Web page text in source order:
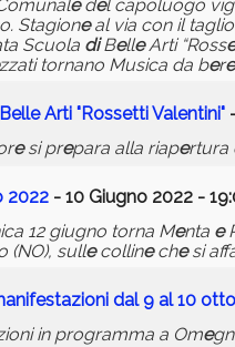
edel capoluogo vig
Stagioneal via con il
Scuola diBelleArti “Rosse
zzati tornano Musica da bere
BelleArti "Rossetti Valentini"
esi prepara alla riapertura
2022 - 10 Giugno 2022 -
12 giugno torna Menta e
(NO), sullecollinechesi
estazioni dal 9 al 10
in programma a Ome